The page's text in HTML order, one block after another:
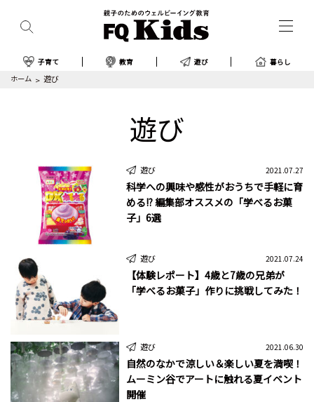
子育て 教育 遊び 暮らし
ホーム 遊び
遊び
遊び 2021.07.27
科学への興味や感性がおうちで手軽に育
める!? 編集部オススメの「学べるお菓
子」6選
遊び 2021.07.24
【体験レポート】4歳と7歳の兄弟が
「学べるお菓子」作りに挑戦してみた！
遊び 2021.06.30
自然のなかで涼しい＆楽しい夏を満喫！
ムーミン谷でアートに触れる夏イベント
開催